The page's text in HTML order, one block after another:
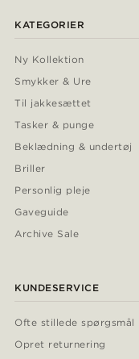
KATEGORIER
Ny Kollektion
Smykker & Ure
Til jakkesættet
Tasker & punge
Beklædning & undertøj
Briller
Personlig pleje
Gaveguide
Archive Sale
KUNDESERVICE
Ofte stillede spørgsmål
Opret returnering